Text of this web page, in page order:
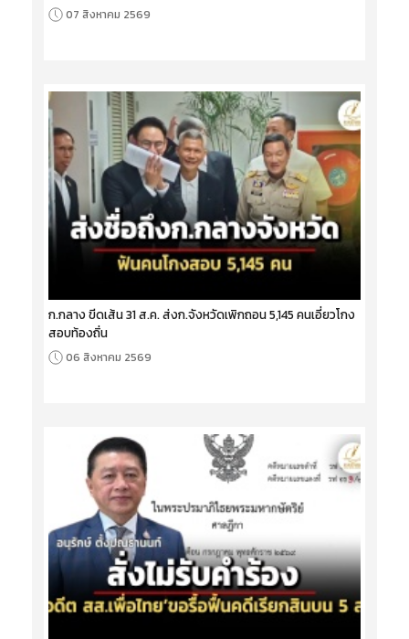
07 สิงหาคม 2569
ก.กลาง ขีดเส้น 31 ส.ค. ส่งก.จังหวัดเพิกถอน 5,145 คนเอี่ยวโกง
สอบท้องถิ่น
06 สิงหาคม 2569